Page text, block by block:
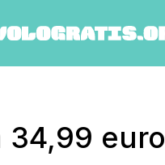
34,99 euro